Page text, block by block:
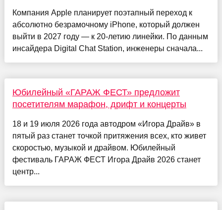
Компания Apple планирует поэтапный переход к
абсолютно безрамочному iPhone, который должен
выйти в 2027 году — к 20-летию линейки. По данным
инсайдера Digital Chat Station, инженеры сначала...
Юбилейный «ГАРАЖ ФЕСТ» предложит
посетителям марафон, дрифт и концерты
18 и 19 июля 2026 года автодром «Игора Драйв» в
пятый раз станет точкой притяжения всех, кто живет
скоростью, музыкой и драйвом. Юбилейный
фестиваль ГАРАЖ ФЕСТ Игора Драйв 2026 станет
центр...